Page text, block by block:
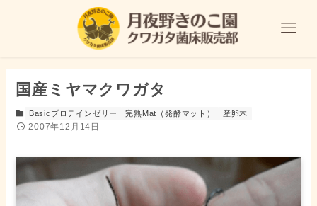
国産ミヤマクワガタ
Basicプロテインゼリー 完熟Mat（発酵マット） 産卵木
2007年12月14日